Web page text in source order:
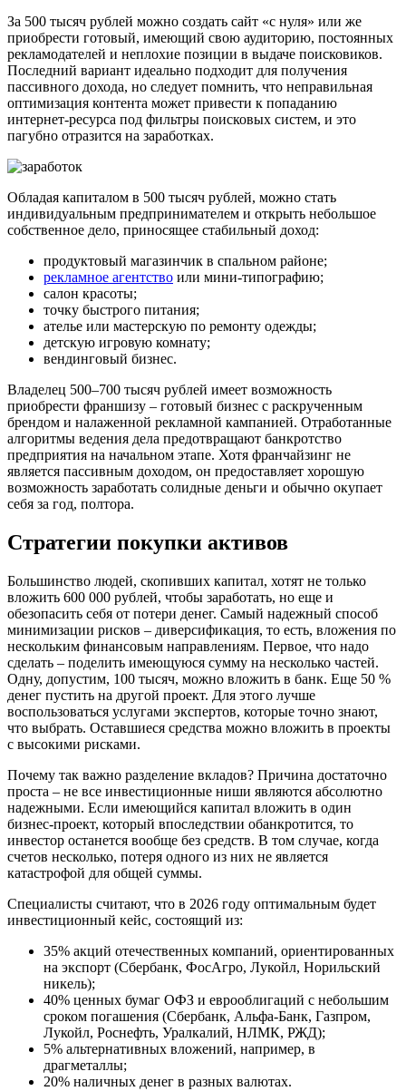
За 500 тысяч рублей можно создать сайт «с нуля» или же
приобрести готовый, имеющий свою аудиторию, постоянных
рекламодателей и неплохие позиции в выдаче поисковиков.
Последний вариант идеально подходит для получения
пассивного дохода, но следует помнить, что неправильная
оптимизация контента может привести к попаданию
интернет-ресурса под фильтры поисковых систем, и это
пагубно отразится на заработках.
Обладая капиталом в 500 тысяч рублей, можно стать
индивидуальным предпринимателем и открыть небольшое
собственное дело, приносящее стабильный доход:
продуктовый магазинчик в спальном районе;
рекламное агентство или мини-типографию;
салон красоты;
точку быстрого питания;
ателье или мастерскую по ремонту одежды;
детскую игровую комнату;
вендинговый бизнес.
Владелец 500–700 тысяч рублей имеет возможность
приобрести франшизу – готовый бизнес с раскрученным
брендом и налаженной рекламной кампанией. Отработанные
алгоритмы ведения дела предотвращают банкротство
предприятия на начальном этапе. Хотя франчайзинг не
является пассивным доходом, он предоставляет хорошую
возможность заработать солидные деньги и обычно окупает
себя за год, полтора.
Стратегии покупки активов
Большинство людей, скопивших капитал, хотят не только
вложить 600 000 рублей, чтобы заработать, но еще и
обезопасить себя от потери денег. Самый надежный способ
минимизации рисков – диверсификация, то есть, вложения по
нескольким финансовым направлениям. Первое, что надо
сделать – поделить имеющуюся сумму на несколько частей.
Одну, допустим, 100 тысяч, можно вложить в банк. Еще 50 %
денег пустить на другой проект. Для этого лучше
воспользоваться услугами экспертов, которые точно знают,
что выбрать. Оставшиеся средства можно вложить в проекты
с высокими рисками.
Почему так важно разделение вкладов? Причина достаточно
проста – не все инвестиционные ниши являются абсолютно
надежными. Если имеющийся капитал вложить в один
бизнес-проект, который впоследствии обанкротится, то
инвестор останется вообще без средств. В том случае, когда
счетов несколько, потеря одного из них не является
катастрофой для общей суммы.
Специалисты считают, что в 2026 году оптимальным будет
инвестиционный кейс, состоящий из:
35% акций отечественных компаний, ориентированных
на экспорт (Сбербанк, ФосАгро, Лукойл, Норильский
никель);
40% ценных бумаг ОФЗ и еврооблигаций с небольшим
сроком погашения (Сбербанк, Альфа-Банк, Газпром,
Лукойл, Роснефть, Уралкалий, НЛМК, РЖД);
5% альтернативных вложений, например, в
драгметаллы;
20% наличных денег в разных валютах.